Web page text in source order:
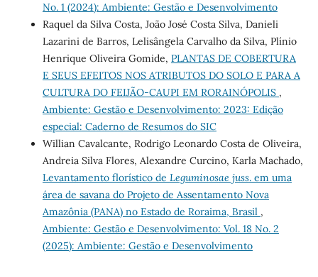
No. 1 (2024): Ambiente: Gestão e Desenvolvimento
Raquel da Silva Costa, João José Costa Silva, Danieli
Lazarini de Barros, Lelisângela Carvalho da Silva, Plínio
Henrique Oliveira Gomide, PLANTAS DE COBERTURA
E SEUS EFEITOS NOS ATRIBUTOS DO SOLO E PARA A
CULTURA DO FEIJÃO-CAUPI EM RORAINÓPOLIS ,
Ambiente: Gestão e Desenvolvimento: 2023: Edição
especial: Caderno de Resumos do SIC
Willian Cavalcante, Rodrigo Leonardo Costa de Oliveira,
Andreia Silva Flores, Alexandre Curcino, Karla Machado,
Levantamento florístico de Leguminosae juss. em uma
área de savana do Projeto de Assentamento Nova
Amazônia (PANA) no Estado de Roraima, Brasil ,
Ambiente: Gestão e Desenvolvimento: Vol. 18 No. 2
(2025): Ambiente: Gestão e Desenvolvimento